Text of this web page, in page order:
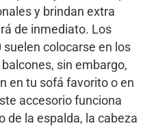
y brindan extra
de inmediato. Los
colocarse en los
sin embargo,
en tu sofá favorito o en
accesorio funciona
de la espalda, la cabeza